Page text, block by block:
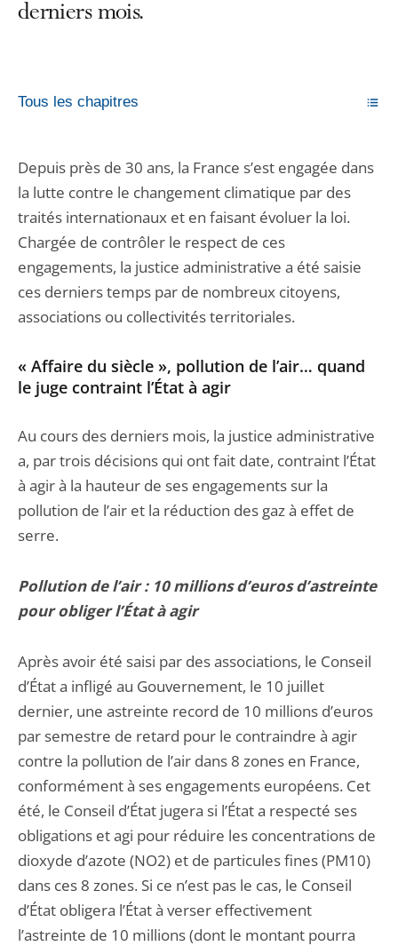
derniers mois.
Tous les chapitres
Depuis près de 30 ans, la France s’est engagée dans
la lutte contre le changement climatique par des
traités internationaux et en faisant évoluer la loi.
Chargée de contrôler le respect de ces
engagements, la justice administrative a été saisie
ces derniers temps par de nombreux citoyens,
associations ou collectivités territoriales.
« Affaire du siècle », pollution de l’air… quand
le juge contraint l’État à agir
Au cours des derniers mois, la justice administrative
a, par trois décisions qui ont fait date, contraint l’État
à agir à la hauteur de ses engagements sur la
pollution de l’air et la réduction des gaz à effet de
serre.
Pollution de l’air : 10 millions d’euros d’astreinte
pour obliger l’État à agir
Après avoir été saisi par des associations, le Conseil
d’État a infligé au Gouvernement, le 10 juillet
dernier, une astreinte record de 10 millions d’euros
par semestre de retard pour le contraindre à agir
contre la pollution de l’air dans 8 zones en France,
conformément à ses engagements européens. Cet
été, le Conseil d’État jugera si l’État a respecté ses
obligations et agi pour réduire les concentrations de
dioxyde d’azote (NO2) et de particules fines (PM10)
dans ces 8 zones. Si ce n’est pas le cas, le Conseil
d’État obligera l’État à verser effectivement
l’astreinte de 10 millions (dont le montant pourra